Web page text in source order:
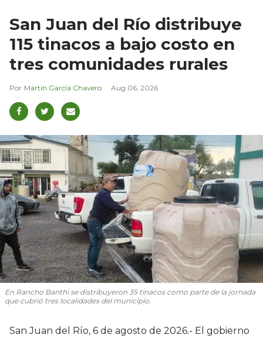
San Juan del Río distribuye
115 tinacos a bajo costo en
tres comunidades rurales
Martín García Chavero Aug 06, 2026
En Rancho Banthí se distribuyeron 35 tinacos como parte de la jornada
que cubrió tres localidades del municipio.
San Juan del Río, 6 de agosto de 2026.- El gobierno